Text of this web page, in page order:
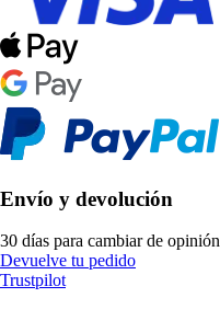
Envío y devolución
30 días para cambiar de opinión
Devuelve tu pedido
Trustpilot